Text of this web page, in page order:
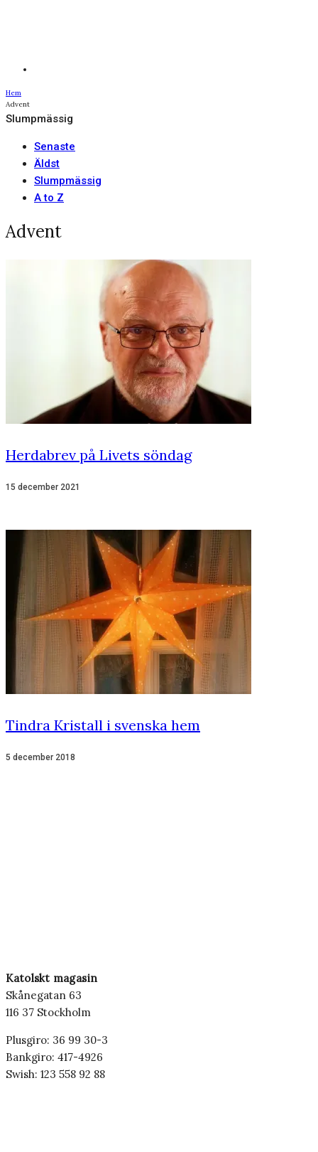
Hem
Advent
Slumpmässig
Senaste
Äldst
Slumpmässig
A to Z
Advent
Herdabrev på Livets söndag
15 december 2021
Tindra Kristall i svenska hem
5 december 2018
Katolskt magasin
Skånegatan 63
116 37 Stockholm
Plusgiro: 36 99 30-3
Bankgiro: 417-4926
Swish: 123 558 92 88